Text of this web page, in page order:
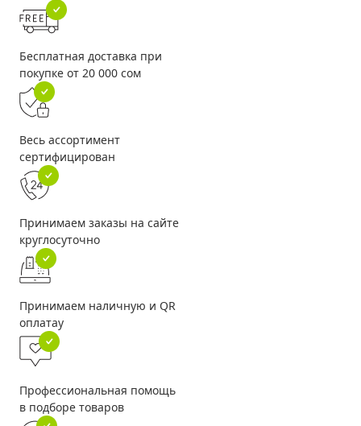
Бесплатная доставка при
покупке от 20 000 сом
Весь ассортимент
сертифицирован
Принимаем заказы на сайте
круглосуточно
Принимаем наличную и QR
оплатау
Профессиональная помощь
в подборе товаров